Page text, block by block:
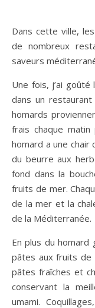
Dans cette ville,
de nombreux
saveurs
Une fois, j’ai
dans un
homards
frais chaque
homard a une chair
du beurre aux
fond dans la
fruits de mer.
de la mer et la
de la Méditerranée.
En plus du homard
pâtes aux fruits de
pâtes fraîches et
conservant la
umami.